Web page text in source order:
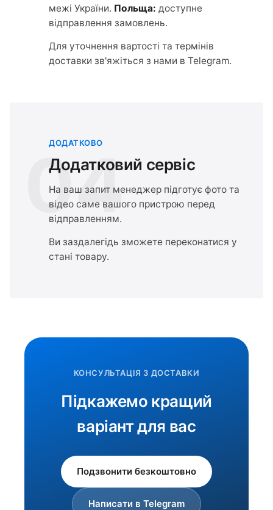
межі України. Польща: доступне
відправлення замовлень.
Для уточнення вартості та термінів
доставки зв'яжіться з нами в Telegram.
04
ДОДАТКОВО
Додатковий сервіс
На ваш запит менеджер підготує фото та
відео саме вашого пристрою перед
відправленням.
Ви заздалегідь зможете переконатися у
стані товару.
КОНСУЛЬТАЦІЯ З ДОСТАВКИ
Підкажемо кращий
варіант для вас
Подзвонити безкоштовно
Написати в Telegram